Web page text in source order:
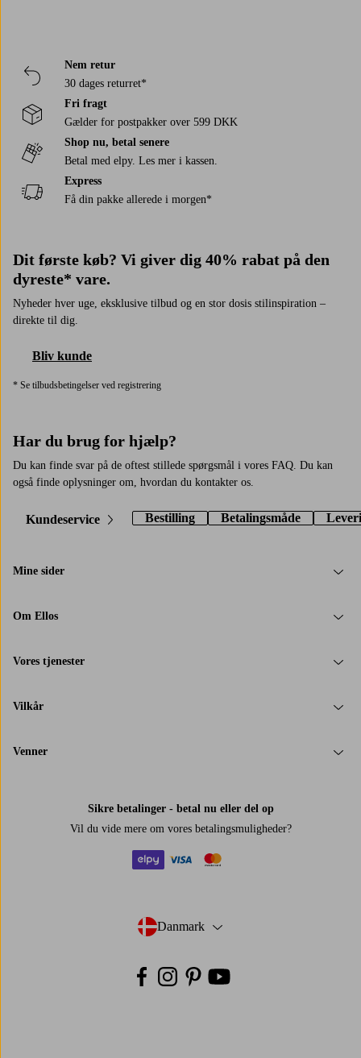
Nem retur
30 dages returret*
Fri fragt
Gælder for postpakker over 599 DKK
Shop nu, betal senere
Betal med elpy. Les mer i kassen.
Express
Få din pakke allerede i morgen*
Dit første køb? Vi giver dig 40% rabat på den
dyreste* vare.
Nyheder hver uge, eksklusive tilbud og en stor dosis stilinspiration –
direkte til dig.
Bliv kunde
* Se tilbudsbetingelser ved registrering
Har du brug for hjælp?
Du kan finde svar på de oftest stillede spørgsmål i vores FAQ. Du kan
også finde oplysninger om, hvordan du kontakter os.
Kundeservice Bestilling Betalingsmåde
Mine sider
Om Ellos
Vores tjenester
Vilkår
Venner
Sikre betalinger - betal nu eller del op
Vil du vide mere om vores betalingsmuligheder?
Danmark
- Vælg land